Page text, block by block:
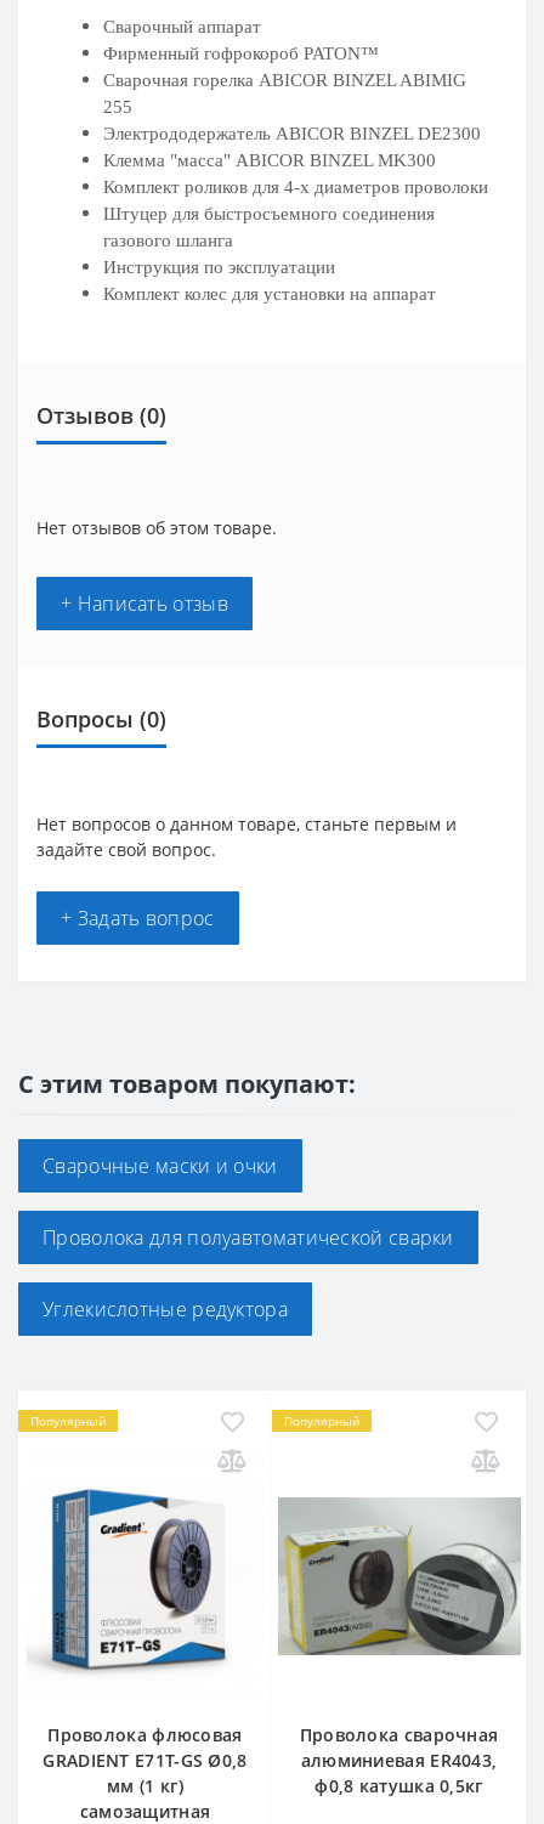
Сварочный аппарат
Фирменный гофрокороб PATON™
Сварочная горелка ABICOR BINZEL ABIMIG
255
Электрододержатель ABICOR BINZEL DE2300
Клемма "масса" ABICOR BINZEL MK300
Комплект роликов для 4-х диаметров проволоки
Штуцер для быстросъемного соединения
газового шланга
Инструкция по эксплуатации
Комплект колес для установки на аппарат
Отзывов (0)
Нет отзывов об этом товаре.
+ Написать отзыв
Вопросы (0)
Нет вопросов о данном товаре, станьте первым и
задайте свой вопрос.
+ Задать вопрос
С этим товаром покупают:
Сварочные маски и очки
Проволока для полуавтоматической сварки
Углекислотные редуктора
Популярный
Проволока флюсовая
GRADIENT E71T-GS Ø0,8
мм (1 кг)
самозащитная
Популярный
Проволока сварочная
алюминиевая ER4043,
ф0,8 катушка 0,5кг